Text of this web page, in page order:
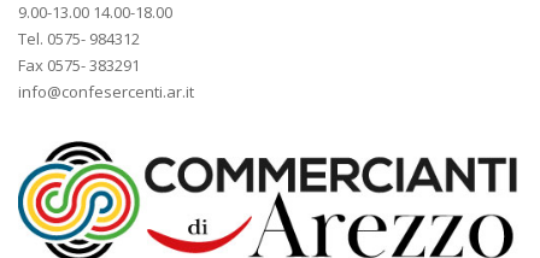
9.00-13.00 14.00-18.00
Tel. 0575- 984312
Fax 0575- 383291
info@confesercenti.ar.it